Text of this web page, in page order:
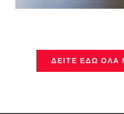
ΔΕΊΤΕ ΕΔΏ ΌΛΑ